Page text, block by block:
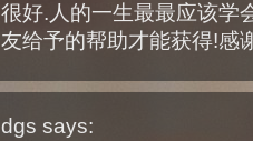
很好.人的一生最最应该学
友给予的帮助才能获得!
dgs says: